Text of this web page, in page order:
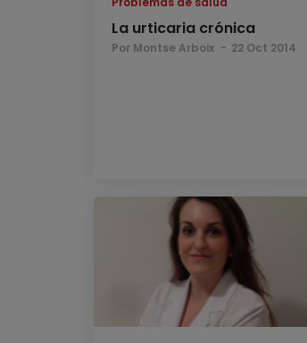
La urticaria crónica
Por Montse Arboix 22 Oct 2014